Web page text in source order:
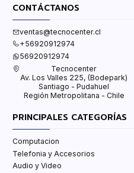
CONTÁCTANOS
ventas@tecnocenter.cl
+56920912974
56920912974
Tecnocenter
Av. Los Valles 225, (Bodepark)
Santiago - Pudahuel
Región Metropolitana - Chile
PRINCIPALES CATEGORÍAS
Computacion
Telefonia y Accesorios
Audio y Video